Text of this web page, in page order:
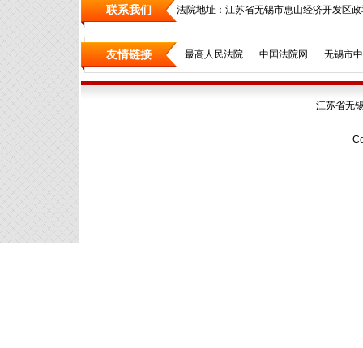
联系我们 法院地址：江苏省无锡市惠山经济开发
友情链接 最高人民法院 中国法院网 无锡市
江苏省无